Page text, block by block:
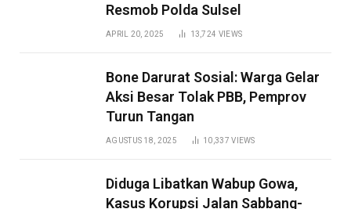
Resmob Polda Sulsel
APRIL 20, 2025 13,724 VIEWS
Bone Darurat Sosial: Warga Gelar
Aksi Besar Tolak PBB, Pemprov
Turun Tangan
AGUSTUS 18, 2025 10,337VIEWS
Diduga Libatkan Wabup Gowa,
Kasus Korupsi Jalan Sabbang-